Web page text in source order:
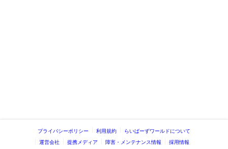
プライバシーポリシー 利用規約 らいばーずワールドについて
運営会社 提携メディア 障害・メンテナンス情報 採用情報